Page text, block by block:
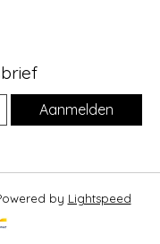
Aanmelden
by Lightspeed